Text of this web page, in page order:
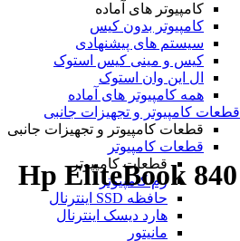
کامپیوتر های آماده
کامپیوتر بدون کیس
سیستم های پیشنهادی
کیس و مینی کیس استوک
ال این وان استوک
همه کامپیوتر های آماده
قطعات کامپیوتر و تجهیزات جانبی
قطعات کامپیوتر و تجهیزات جانبی
قطعات کامپیوتر
قطعات کامپیوتر
رم کامپیوتر
حافظه SSD اینترنال
هارد دیسک اینترنال
مانیتور
لپتاپ استوک Hp EliteBook 840